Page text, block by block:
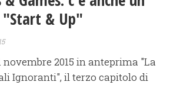
"Start & Up"
novembre 2015 in anteprima "La
Ignoranti", il terzo capitolo di